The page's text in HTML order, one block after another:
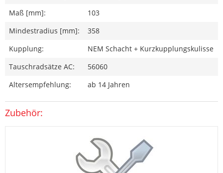
Maß [mm]:
103
Mindestradius [mm]:
358
Kupplung:
NEM Schacht + Kurzkupplungskulisse
Tauschradsätze AC:
56060
Altersempfehlung:
ab 14 Jahren
Zubehör: